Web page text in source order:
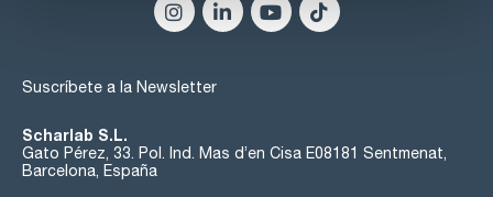
Suscríbete a la Newsletter
Scharlab S.L.
Gato Pérez, 33. Pol. Ind. Mas d’en Cisa E08181 Sentmenat,
Barcelona, España